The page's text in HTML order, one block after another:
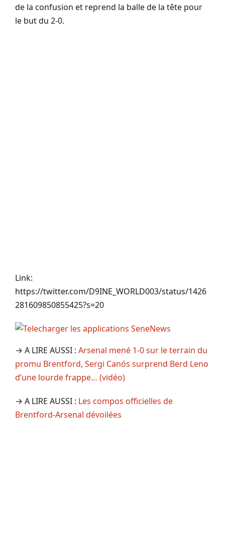
de la confusion et reprend la balle de la tête pour
le but du 2-0.
Link:
https://twitter.com/D9INE_WORLD003/status/1426
281609850855425?s=20
→ A LIRE AUSSI : Arsenal mené 1-0 sur le terrain du
promu Brentford, Sergi Canós surprend Berd Leno
d’une lourde frappe… (vidéo)
→ A LIRE AUSSI : Les compos officielles de
Brentford-Arsenal dévoilées